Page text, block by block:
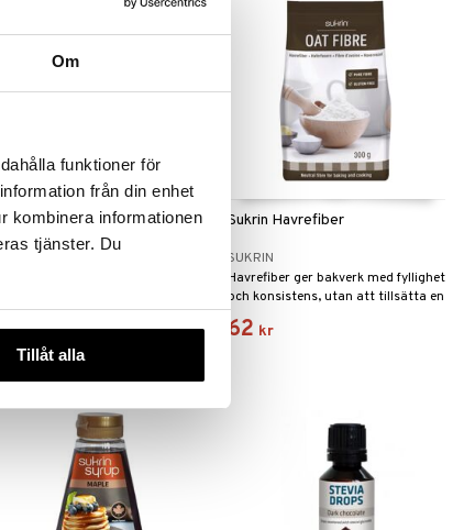
Om
funktioner för
från din enhet
kombinera informationen
tjänster. Du
Tillåt alla
Marzipan
bra näring.
kr
Sukrin Havrefiber
SUKRIN
Havrefiber ger bakverk med fyllighet
och konsistens, utan att tillsätta en
enda kolhydrat
62 kr